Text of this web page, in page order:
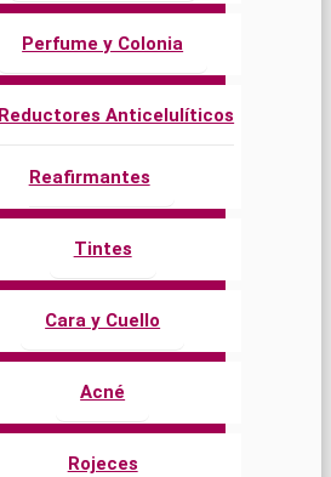
Perfume y Colonia
Reductores Anticelulíticos
Reafirmantes
Tintes
Cara y Cuello
Acné
Rojeces